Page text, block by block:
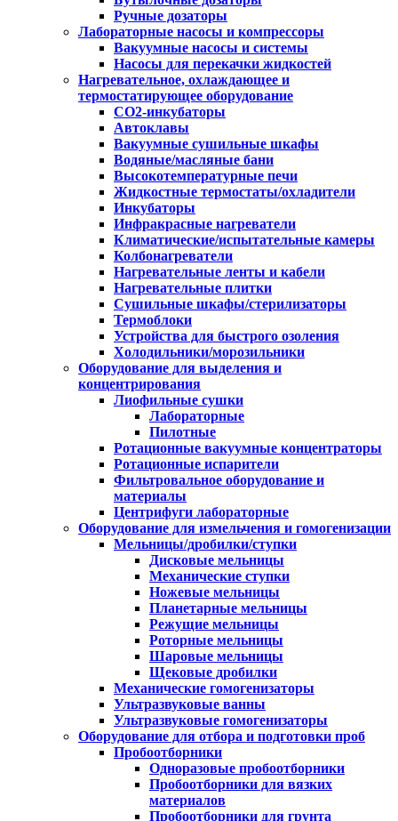
Ручные дозаторы
Лабораторные насосы и компрессоры
Вакуумные насосы и системы
Насосы для перекачки жидкостей
Нагревательное, охлаждающее и
термостатирующее оборудование
CO2-инкубаторы
Автоклавы
Вакуумные сушильные шкафы
Водяные/масляные бани
Высокотемпературные печи
Жидкостные термостаты/охладители
Инкубаторы
Инфракрасные нагреватели
Климатические/испытательные камеры
Колбонагреватели
Нагревательные ленты и кабели
Нагревательные плитки
Сушильные шкафы/стерилизаторы
Термоблоки
Устройства для быстрого озоления
Холодильники/морозильники
Оборудование для выделения и
концентрирования
Лиофильные сушки
Лабораторные
Пилотные
Ротационные вакуумные концентраторы
Ротационные испарители
Фильтровальное оборудование и
материалы
Центрифуги лабораторные
Оборудование для измельчения и гомогенизации
Мельницы/дробилки/ступки
Дисковые мельницы
Механические ступки
Ножевые мельницы
Планетарные мельницы
Режущие мельницы
Роторные мельницы
Шаровые мельницы
Щековые дробилки
Механические гомогенизаторы
Ультразвуковые ванны
Ультразвуковые гомогенизаторы
Оборудование для отбора и подготовки проб
Пробоотборники
Одноразовые пробоотборники
Пробоотборники для вязких
материалов
Пробоотборники для грунта